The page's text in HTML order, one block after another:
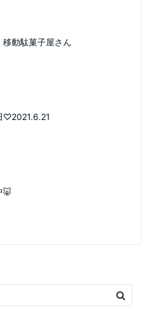
動駄菓子屋さん
♡2021.6.21
🐷